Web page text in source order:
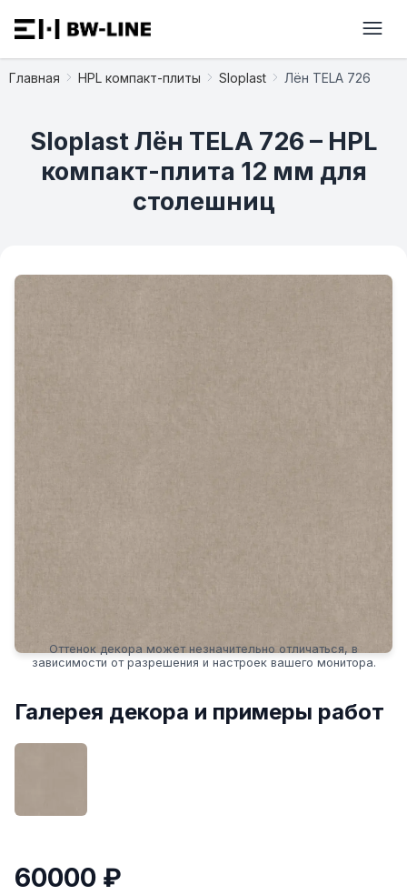
Главная HPL компакт-плиты Sloplast Лён TELA 726
Sloplast Лён TELA 726 – HPL
компакт-плита 12 мм для
столешниц
Оттенок декора может незначительно отличаться, в
зависимости от разрешения и настроек вашего монитора.
Галерея декора и примеры работ
60000 ₽